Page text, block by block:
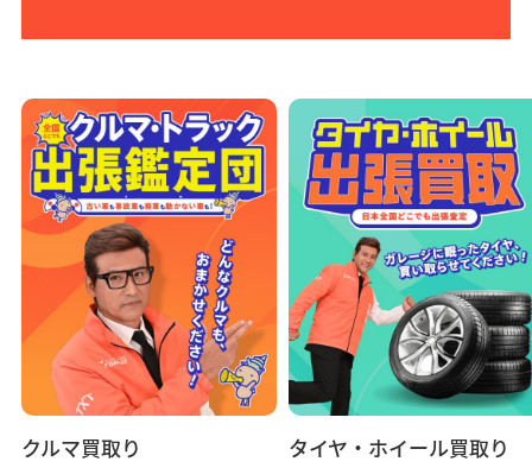
クルマ買取り タイヤ・ホイール買取り